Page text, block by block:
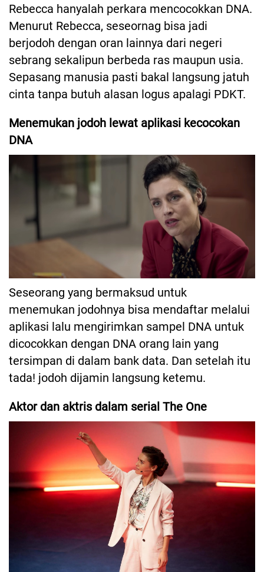
Rebecca hanyalah perkara mencocokkan DNA.
Menurut Rebecca, seseornag bisa jadi
berjodoh dengan oran lainnya dari negeri
sebrang sekalipun berbeda ras maupun usia.
Sepasang manusia pasti bakal langsung jatuh
cinta tanpa butuh alasan logus apalagi PDKT.
Menemukan jodoh lewat aplikasi kecocokan
DNA
Seseorang yang bermaksud untuk
menemukan jodohnya bisa mendaftar melalui
aplikasi lalu mengirimkan sampel DNA untuk
dicocokkan dengan DNA orang lain yang
tersimpan di dalam bank data. Dan setelah itu
tada! jodoh dijamin langsung ketemu.
Aktor dan aktris dalam serial The One